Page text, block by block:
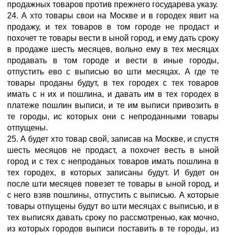
продажных товаров против прежнего государева указу.
24. А хто товары свои на Москве и в городех явит на
продажу, и тех товаров в том городе не продаст и
похочет те товары вести в ыной город, и ему дать сроку
в продаже шесть месяцев, вольно ему в тех месяцах
продавать в том городе и вести в иные городы,
отпустить ево с выписью во шти месяцах. А где те
товары проданы будут, в тех городех с тех товаров
имать с н их и пошлина, и давать им в тех городех в
платеже пошлин выписи, и те им выписи привозить в
те городы, ис которых они с непроданными товары
отпущены.
25. А будет хто товар свой, записав на Москве, и спустя
шесть месяцов не продаст, а похочет весть в ыной
город и с тех с непроданых товаров имать пошлина в
тех городех, в которых записаны будут. И будет он
после шти месяцев повезет те товары в ыной город, и
с него взяв пошлины, отпустить с выписью. А которые
товары отпущены будут во шти месяцах с выписью, и в
тех выписях давать сроку по рассмотренью, как мочно,
из которых городов выписи поставить в те городы, из